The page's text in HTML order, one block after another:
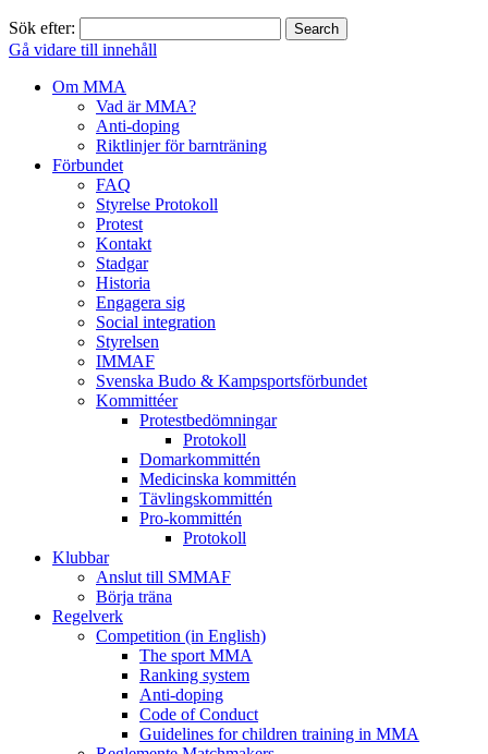
Sök efter:
Gå vidare till innehåll
Om MMA
Vad är MMA?
Anti-doping
Riktlinjer för barnträning
Förbundet
FAQ
Styrelse Protokoll
Protest
Kontakt
Stadgar
Historia
Engagera sig
Social integration
Styrelsen
IMMAF
Svenska Budo & Kampsportsförbundet
Kommittéer
Protestbedömningar
Protokoll
Domarkommittén
Medicinska kommittén
Tävlingskommittén
Pro-kommittén
Protokoll
Klubbar
Anslut till SMMAF
Börja träna
Regelverk
Competition (in English)
The sport MMA
Ranking system
Anti-doping
Code of Conduct
Guidelines for children training in MMA